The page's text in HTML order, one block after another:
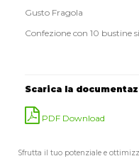
Gusto Fragola
Confezione con 10 bustine
Scarica la
PDF Download
Sfrutta il tuo potenziale e